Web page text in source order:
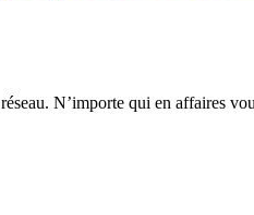
N’importe qui en affaires